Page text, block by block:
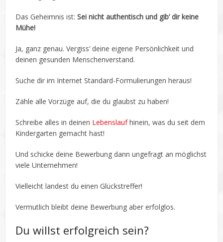
Das Geheimnis ist:Sei nicht authentisch und gib’ dir keine
Mühe!
Ja, ganz genau. Vergiss’ deine eigene Persönlichkeit und
deinen gesunden Menschenverstand.
Suche dir im Internet Standard-Formulierungen heraus!
Zähle alle Vorzüge auf, die du glaubst zu haben!
Schreibe alles in deinen Lebenslaufhinein, was du seit dem
Kindergarten gemacht hast!
Und schicke deine Bewerbung dann ungefragt an möglichst
viele Unternehmen!
Vielleicht landest du einen Glückstreffer!
Vermutlich bleibt deine Bewerbung aber erfolglos.
Du willst erfolgreich sein?